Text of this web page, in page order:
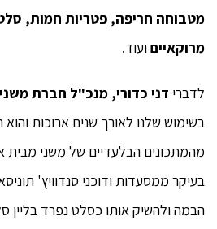
מטבוחה חריפה, פטריות חמות,
מרוקאייםועוד.
לדברי דני כדורי, מנכ"ל חברת משני
בשימוש שלנו לאורך שנים ארוכות
מהמתכונים הבלעדיים של משני מבית
בעיקר ממסעדות ודוכני סנדוויץ'
הבמה ולהשיק אותו כסלט נפרד בליין